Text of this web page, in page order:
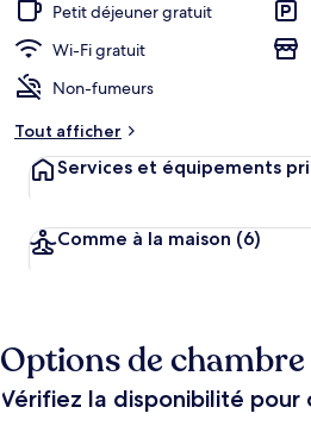
Petit déjeuner gratuit
Wi-Fi gratuit
Non-fumeurs
Tout afficher
Services et équipements
Comme à la maison (6)
Options de chambre
Vérifiez la disponibilité pour